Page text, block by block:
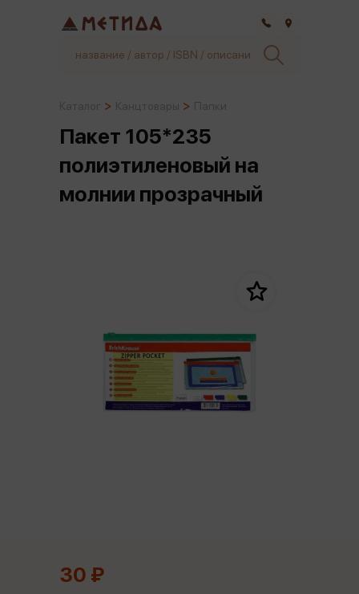
Пакет 105*235
полиэтиленовый на
молнии прозрачный
30 ₽